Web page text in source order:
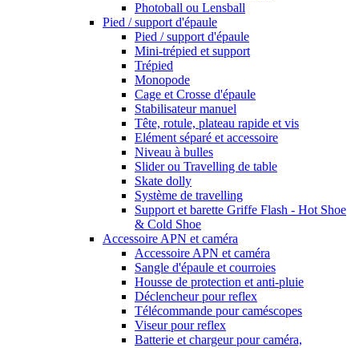
Photoball ou Lensball
Pied / support d'épaule
Pied / support d'épaule
Mini-trépied et support
Trépied
Monopode
Cage et Crosse d'épaule
Stabilisateur manuel
Tête, rotule, plateau rapide et vis
Elément séparé et accessoire
Niveau à bulles
Slider ou Travelling de table
Skate dolly
Système de travelling
Support et barette Griffe Flash - Hot Shoe
& Cold Shoe
Accessoire APN et caméra
Accessoire APN et caméra
Sangle d'épaule et courroies
Housse de protection et anti-pluie
Déclencheur pour reflex
Télécommande pour caméscopes
Viseur pour reflex
Batterie et chargeur pour caméra,